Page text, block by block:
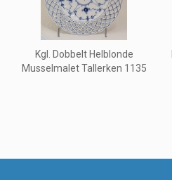
Kgl. Dobbelt Helblonde
Musselmalet Tallerken 1135